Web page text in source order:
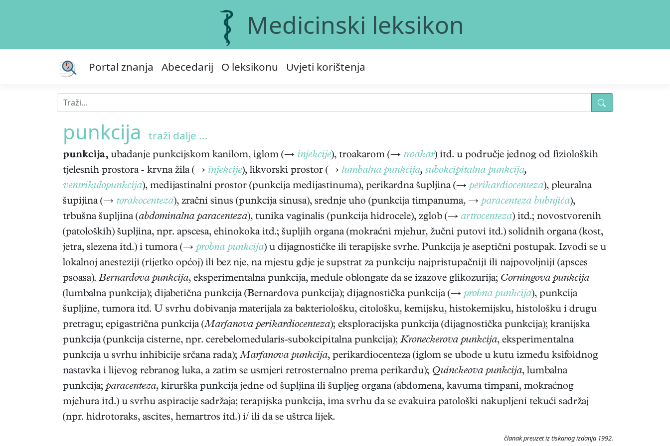
Medicinski leksikon
Portal znanja Abecedarij O leksikonu Uvjeti korištenja
punkcija traži dalje ...
punkcija, ubadanje punkcijskom kanilom, iglom (→ injekcije), troakarom (→ troakar) itd. u područje jednog od fizioloških
tjelesnih prostora - krvna žila (→ injekcije), likvorski prostor (→ lumbalna punkcija, subokcipitalna punkcija,
ventrikulopunkcija), medijastinalni prostor (punkcija medijastinuma), perikardna šupljina (→perikardiocenteza), pleuralna
šupijina (→ torakocenteza), zračni sinus (punkcija sinusa), srednje uho (punkcija timpanuma, →paracenteza bubnjića),
trbušna šupljina (abdominalna paracenteza), tunika vaginalis (punkcija hidrocele), zglob (→ artrocenteza) itd.; novostvorenih
(patoloških) šupljina, npr. apscesa, ehinokoka itd.; šupljih organa (mokraćni mjehur, žučni putovi itd.) solidnih organa (kost,
jetra, slezena itd.) i tumora (→probna punkcija) u dijagnostičke ili terapijske svrhe. Punkcija je aseptični postupak. Izvodi se u
lokalnoj anesteziji (rijetko općoj) ili bez nje, na mjestu gdje je supstrat za punkciju najpristupačniji ili najpovoljniji (apsces
psoasa). Bernardova punkcija, eksperimentalna punkcija, medule oblongate da se izazove glikozurija; Corningova punkcija
(lumbalna punkcija); dijabetična punkcija (Bernardova punkcija); dijagnostička punkcija (→probna punkcija), punkcija
šupljine, tumora itd. U svrhu dobivanja materijala za bakteriološku, citološku, kemijsku, histokemijsku, histološku i drugu
pretragu; epigastrična punkcija (Marfanova perikardiocenteza); eksploracijska punkcija (dijagnostička punkcija); kranijska
punkcija (punkcija cisterne, npr. cerebelomedularis-subokcipitalna punkcija); Kroneckerova punkcija, eksperimentalna
punkcija u svrhu inhibicije srčana rada);Marfanova punkcija, perikardiocenteza (iglom se ubode u kutu između ksifoidnog
nastavka i lijevog rebranog luka, a zatim se usmjeri retrosternalno prema perikardu); Quinckeova punkcija, lumbalna
punkcija;paracenteza, kirurška punkcija jedne od šupljina ili šupljeg organa (abdomena, kavuma timpani, mokraćnog
mjehura itd.) u svrhu aspiracije sadržaja; terapijska punkcija, ima svrhu da se evakuira patološki nakupljeni tekući sadržaj
(npr. hidrotoraks, ascites, hemartros itd.) i/ ili da se uštrca lijek.
članak preuzet iz tiskanog izdanja 1992.